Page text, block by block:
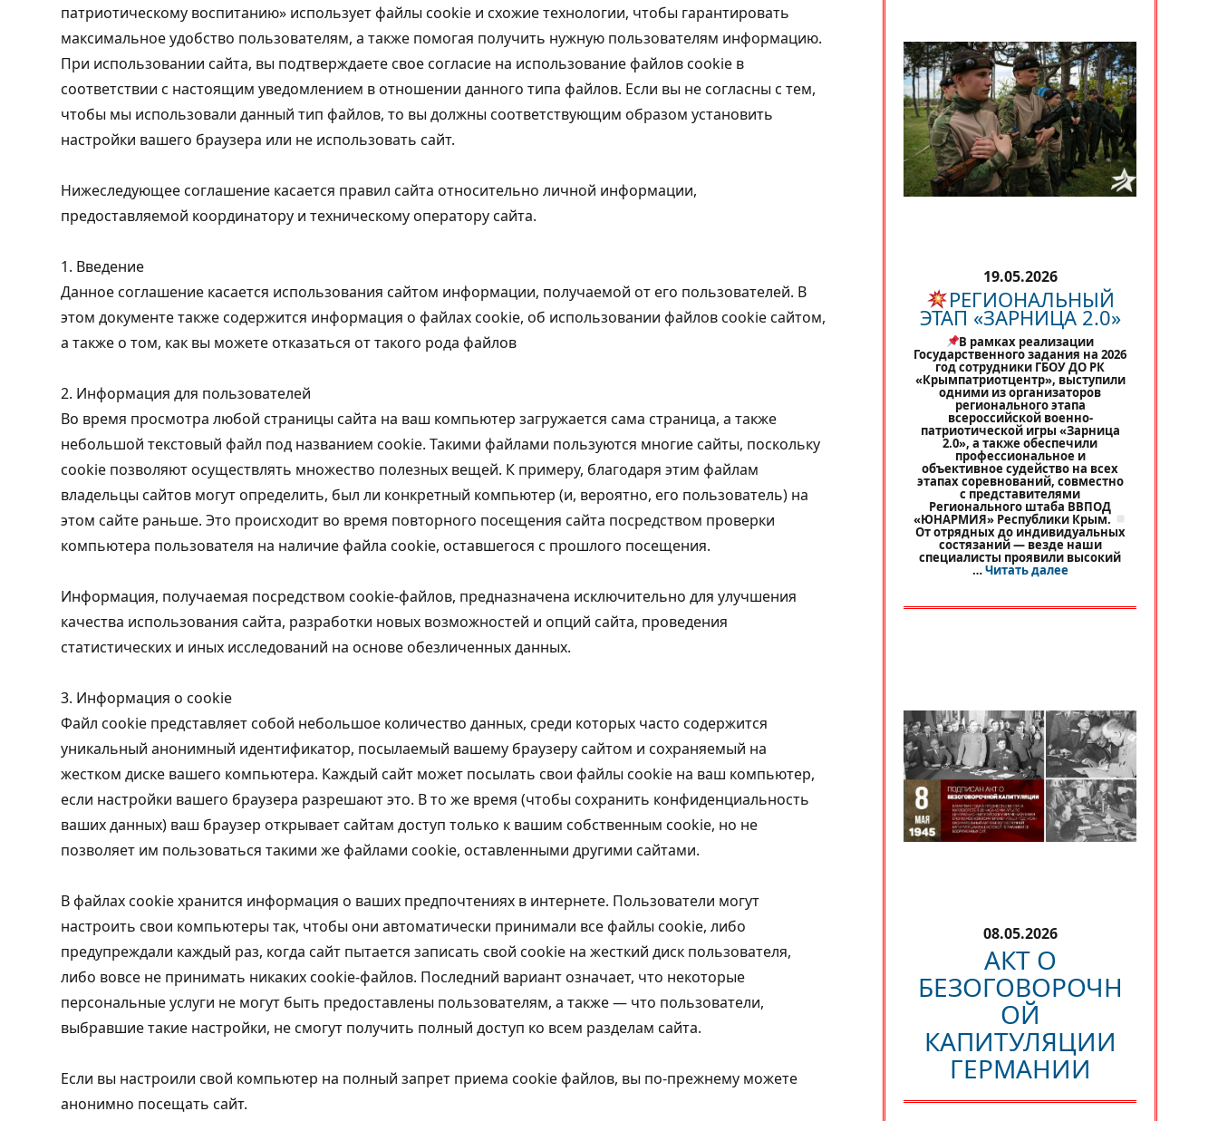
патриотическому воспитанию» использует файлы cookie и схожие технологии, чтобы гарантировать
максимальное удобство пользователям, а также помогая получить нужную пользователям информацию.
При использовании сайта, вы подтверждаете свое согласие на использование файлов cookie в
соответствии с настоящим уведомлением в отношении данного типа файлов. Если вы не согласны с тем,
чтобы мы использовали данный тип файлов, то вы должны соответствующим образом установить
настройки вашего браузера или не использовать сайт.
Нижеследующее соглашение касается правил сайта относительно личной информации,
предоставляемой координатору и техническому оператору сайта.
1. Введение
Данное соглашение касается использования сайтом информации, получаемой от его пользователей. В
этом документе также содержится информация о файлах cookie, об использовании файлов cookie сайтом,
а также о том, как вы можете отказаться от такого рода файлов
2. Информация для пользователей
Во время просмотра любой страницы сайта на ваш компьютер загружается сама страница, а также
небольшой текстовый файл под названием cookie. Такими файлами пользуются многие сайты, поскольку
cookie позволяют осуществлять множество полезных вещей. К примеру, благодаря этим файлам
владельцы сайтов могут определить, был ли конкретный компьютер (и, вероятно, его пользователь) на
этом сайте раньше. Это происходит во время повторного посещения сайта посредством проверки
компьютера пользователя на наличие файла cookie, оставшегося с прошлого посещения.
Информация, получаемая посредством cookie-файлов, предназначена исключительно для улучшения
качества использования сайта, разработки новых возможностей и опций сайта, проведения
статистических и иных исследований на основе обезличенных данных.
3. Информация о cookie
Файл cookie представляет собой небольшое количество данных, среди которых часто содержится
уникальный анонимный идентификатор, посылаемый вашему браузеру сайтом и сохраняемый на
жестком диске вашего компьютера. Каждый сайт может посылать свои файлы cookie на ваш компьютер,
если настройки вашего браузера разрешают это. В то же время (чтобы сохранить конфиденциальность
ваших данных) ваш браузер открывает сайтам доступ только к вашим собственным cookie, но не
позволяет им пользоваться такими же файлами cookie, оставленными другими сайтами.
В файлах cookie хранится информация о ваших предпочтениях в интернете. Пользователи могут
настроить свои компьютеры так, чтобы они автоматически принимали все файлы cookie, либо
предупреждали каждый раз, когда сайт пытается записать свой cookie на жесткий диск пользователя,
либо вовсе не принимать никаких cookie-файлов. Последний вариант означает, что некоторые
персональные услуги не могут быть предоставлены пользователям, а также — что пользователи,
выбравшие такие настройки, не смогут получить полный доступ ко всем разделам сайта.
Если вы настроили свой компьютер на полный запрет приема cookie файлов, вы по-прежнему можете
анонимно посещать сайт.
19.05.2026
РЕГИОНАЛЬНЫЙ
ЭТАП «ЗАРНИЦА 2.0»
В рамках реализации
Государственного задания на 2026
год сотрудники ГБОУ ДО РК
«Крымпатриотцентр», выступили
одними из организаторов
регионального этапа
всероссийской военно-
патриотической игры «Зарница
2.0», а также обеспечили
профессиональное и
объективное судейство на всех
этапах соревнований, совместно
с представителями
Регионального штаба ВВПОД
«ЮНАРМИЯ» Республики Крым.
От отрядных до индивидуальных
состязаний — везде наши
специалисты проявили высокий
…Читать далее«
08.05.2026
АКТ О
БЕЗОГОВОРОЧН
ОЙ
КАПИТУЛЯЦИИ
ГЕРМАНИИ